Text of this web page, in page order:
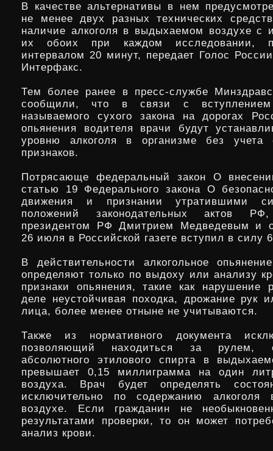
В качестве альтернативы в нем
не менее двух разных технических
наличие алкоголя в выдыхаемом воздухе с
их обоих при каждом исследовании,
интервалом 20 минут, передает Голос
Интерфакс.
Тем более ранее в пресс-службе
сообщили, что в связи с
называемого сухого закона на дорогах
опьянения водителя врачи будут
уровню алкоголя в организме без учета
признаков.
Потрясающе федеральный закон О
статью 19 Федерального закона О
движения и признании утратившими
положений законодательных актов
президентом РФ Дмитрием Медведевым и
26 июля в Российской газете вступил в силу
В действительности алкогольное
определяют только по выдоху или анализу
признаки опьянения, такие как нарушение
деле неустойчивая походка, дрожание рук
лица, более менее отныне не учитываются.
Также из нормативного документа
позволяющий находиться за рулем,
абсолютного этилового спирта в
превышает 0,15 миллиграмма на один
воздуха. Врач будет определять
исключительно по содержанию
воздухе. Если гражданин не
результатами проверки, то он может
анализ крови.